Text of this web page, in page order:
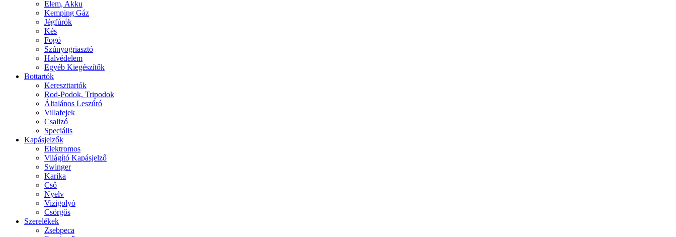
Elem, Akku
Kemping Gáz
Jégfúrók
Kés
Fogó
Szúnyogriasztó
Halvédelem
Egyéb Kiegészítők
Bottartók
Kereszttartók
Rod-Podok, Tripodok
Általános Leszúró
Villafejek
Csalizó
Speciális
Kapásjelzők
Elektromos
Világító Kapásjelző
Swinger
Karika
Cső
Nyelv
Vizigolyó
Csörgős
Szerelékek
Zsebpeca